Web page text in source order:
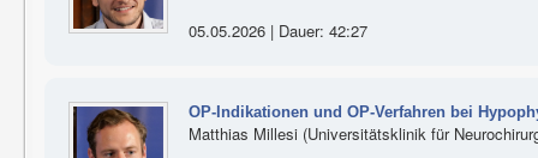
05.05.2026 | Dauer: 42:27
OP-Indikationen und OP-Verfahren bei
Matthias Millesi (Universitätsklinik für